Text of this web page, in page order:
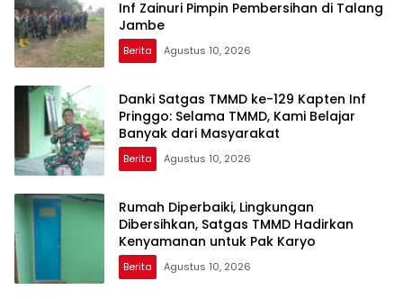
Inf Zainuri Pimpin Pembersihan di Talang
Jambe
Berita Agustus 10, 2026
Danki Satgas TMMD ke-129 Kapten Inf
Pringgo: Selama TMMD, Kami Belajar
Banyak dari Masyarakat
Berita Agustus 10, 2026
Rumah Diperbaiki, Lingkungan
Dibersihkan, Satgas TMMD Hadirkan
Kenyamanan untuk Pak Karyo
Berita Agustus 10, 2026